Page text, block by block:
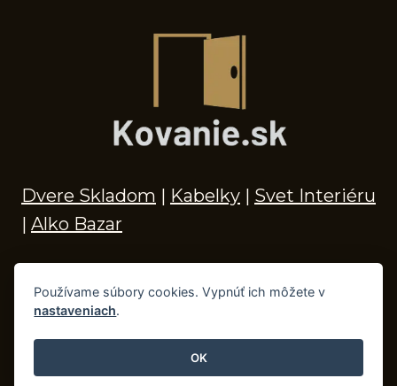
Dvere Skladom | Kabelky | Svet Interiéru
| Alko Bazar
© 2026 Kľučky na dvere, madlá, kovania,
doplnky do kúpeľne a príslušenstvo
Používame súbory cookies. Vypnúť ich môžete v
nastaveniach.
OK